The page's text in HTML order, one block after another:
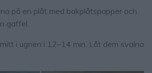
på en plåt med bakplåtspapper och
gaffel.
i ugnen i 12–14 min. Låt dem svalna